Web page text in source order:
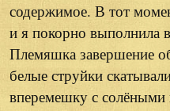
содержимое. В тот
и я покорно выполнила
Племяшка завершение
белые струйки
вперемешку с солёными